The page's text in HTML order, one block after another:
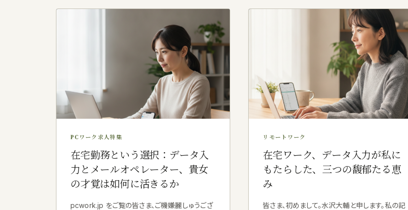
PCワーク求人特集
在宅勤務という選択：データ入
力とメールオペレーター、貴女
の才覚は如何に活きるか
pcwork.jp をご覧の皆さま、ご機嫌麗しゅうござ
リモートワーク
在宅ワーク、データ入力が私に
もたらした、三つの馥郁たる恵
み
皆さま、初めまして。水沢大輔と申します。私の記